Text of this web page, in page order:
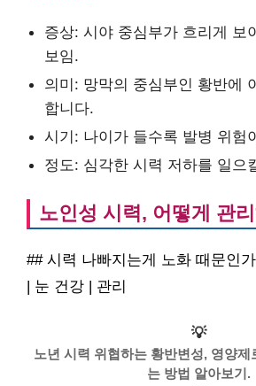
증상: 시야 중심부가 흐리게 보
보임.
의미: 망막의 중심부인 황반에
합니다.
시기: 나이가 들수록 발병 위험
정도: 심각한 시력 저하를 일으
노인성 시력, 어떻게 관
## 시력 나빠지는게 노화 때문인
| 눈 건강 | 관리
💡
노년 시력 위협하는 황반변성, 영양
는 방법 알아보기.